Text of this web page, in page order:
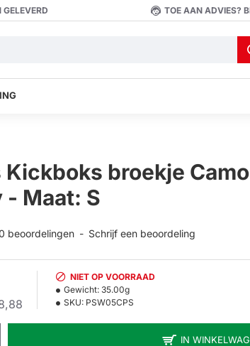
TOE AAN ADVIES?
Kickboks broekje
- Maat: S
beoordelingen - Schrijf een beoordeling
NIET OP VOORRAAD
Gewicht: 35.00g
SKU: PSW05CPS
IN